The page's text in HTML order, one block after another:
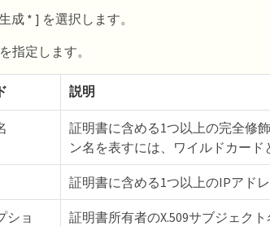
成 * ] を選択します。
指定します。
説明
証明書に含める1つ以上の完全修
ン名を表すには、ワイルドカード
証明書に含める1つ以上のIPアドレ
ショ
証明書所有者のX.509サブジェクト